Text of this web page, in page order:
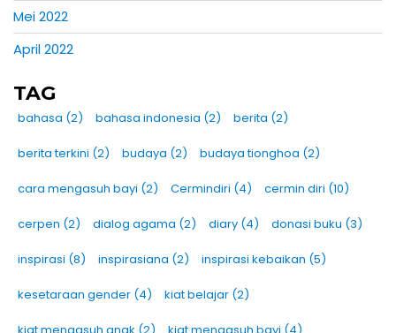
Mei 2022
April 2022
TAG
bahasa (2) bahasa indonesia (2) berita (2)
berita terkini (2) budaya (2) budaya tionghoa (2)
cara mengasuh bayi (2) Cermindiri (4) cermin diri (10)
cerpen (2) dialog agama (2) diary (4) donasi buku (3)
inspirasi (8) inspirasiana (2) inspirasi kebaikan (5)
kesetaraan gender (4) kiat belajar (2)